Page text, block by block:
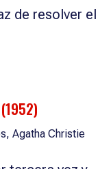
de resolver el